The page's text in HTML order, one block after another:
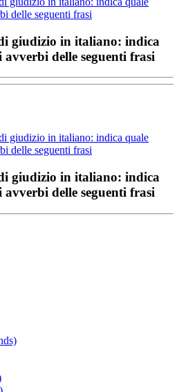
delle seguenti frasi
giudizio in italiano: indica
delle seguenti frasi
giudizio in italiano: indica quale
delle seguenti frasi
giudizio in italiano: indica
delle seguenti frasi